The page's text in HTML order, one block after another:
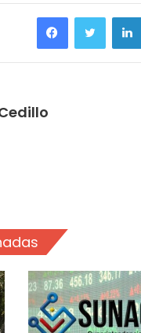
FacebookTwitter